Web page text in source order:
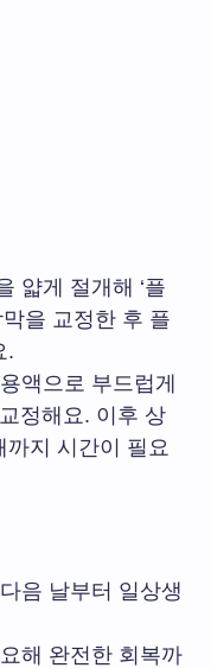
얇게 절개해 ‘플
을 교정한 후 플
.
액으로 부드럽게
정해요. 이후 상
지 시간이 필요
음 날부터 일상생
해 완전한 회복까